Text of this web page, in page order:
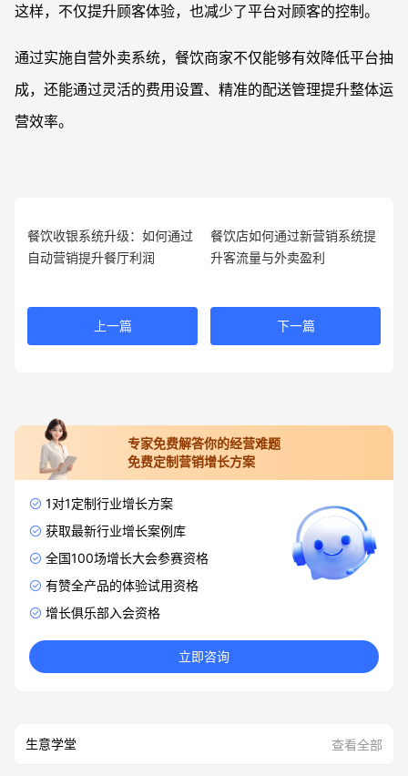
这样，不仅提升顾客体验，也减少了平台对顾客的控制。
通过实施自营外卖系统，餐饮商家不仅能够有效降低平台抽
成，还能通过灵活的费用设置、精准的配送管理提升整体运
营效率。
餐饮收银系统升级：如何通过
自动营销提升餐厅利润
上一篇
餐饮店如何通过新营销系统提
升客流量与外卖盈利
下一篇
专家免费解答你的经营难题
免费定制营销增长方案
1对1定制行业增长方案
获取最新行业增长案例库
全国100场增长大会参赛资格
有赞全产品的体验试用资格
增长俱乐部入会资格
立即咨询
生意学堂 查看全部